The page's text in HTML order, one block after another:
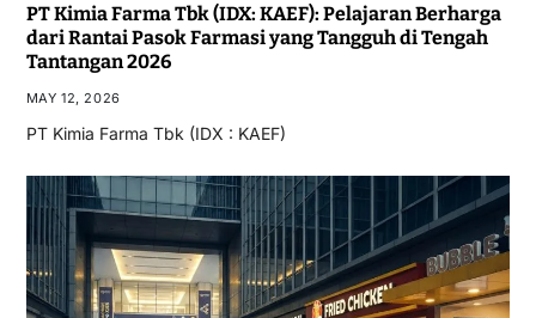
PT Kimia Farma Tbk (IDX: KAEF): Pelajaran Berharga
dari Rantai Pasok Farmasi yang Tangguh di Tengah
Tantangan 2026
MAY 12, 2026
PT Kimia Farma Tbk (IDX : KAEF)